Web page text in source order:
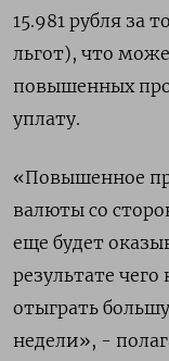
15.981 рубля за
льгот), что
повышенных
уплату.
«Повышенное
валюты со
еще будет
результате
отыграть
недели», -